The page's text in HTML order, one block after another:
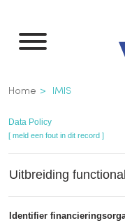
naar
inhoud
gaan
Kruimelpad
Home IMIS
Data Policy
[ meld een fout in dit record ]
Uitbreiding
Identifier